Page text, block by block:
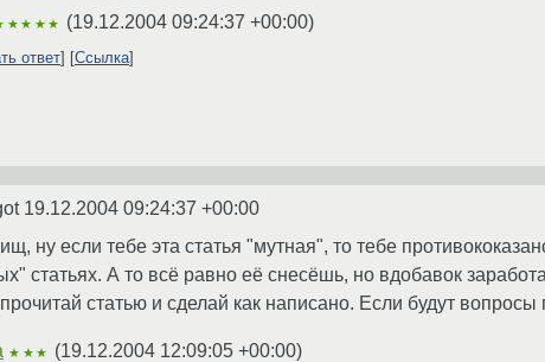
(19.12.2004 09:24:37 +00:00)
ответ Ссылка
19.12.2004 09:24:37 +00:00
ну если тебе эта статья "мутная", то тебе
статьях. А то всё равно её снесёшь, но вдобавок
статью и сделай как написано. Если будут вопросы
★★★ (19.12.2004 12:09:05 +00:00)